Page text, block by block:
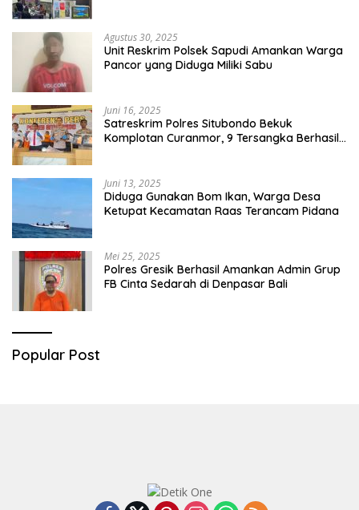
Agustus 30, 2025
Unit Reskrim Polsek Sapudi Amankan Warga
Pancor yang Diduga Miliki Sabu
Juni 16, 2025
Satreskrim Polres Situbondo Bekuk
Komplotan Curanmor, 9 Tersangka Berhasil
Juni 13, 2025
Diduga Gunakan Bom Ikan, Warga Desa
Ketupat Kecamatan Raas Terancam Pidana
Mei 25, 2025
Polres Gresik Berhasil Amankan Admin Grup
FB Cinta Sedarah di Denpasar Bali
Popular Post